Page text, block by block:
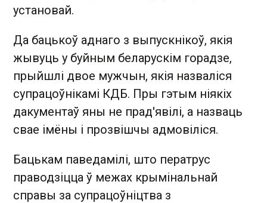
установай.
Да бацькоў аднаго з выпускнікоў, якія
жывуць у буйным беларускім горадзе,
прыйшлі двое мужчын, якія назваліся
супрацоўнікамі КДБ. Пры гэтым ніякіх
дакументаў яны не прад'явілі, а назваць
свае імёны і прозвішчы адмовіліся.
Бацькам паведамілі, што ператрус
праводзіцца ў межах крымінальнай
справы за супрацоўніцтва з